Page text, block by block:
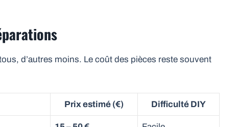
d’autres moins. Le coût des pièces reste souvent
Prix estimé (€) Difficulté DIY